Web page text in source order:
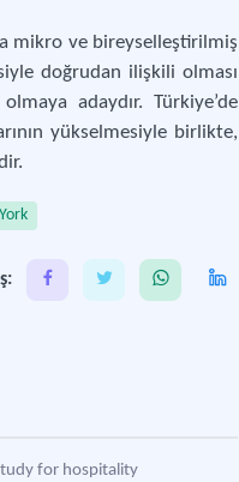
mikro ve bireyselleştirilmiş
doğrudan ilişkili olması
adaydır. Türkiye’de
yükselmesiyle birlikte,
for hospitality